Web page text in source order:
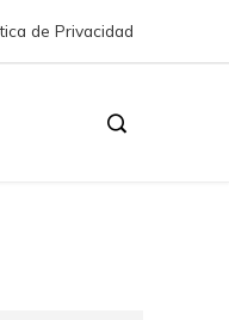
de Privacidad